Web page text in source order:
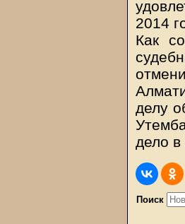
2014
Как
делу
дело в
Поиск